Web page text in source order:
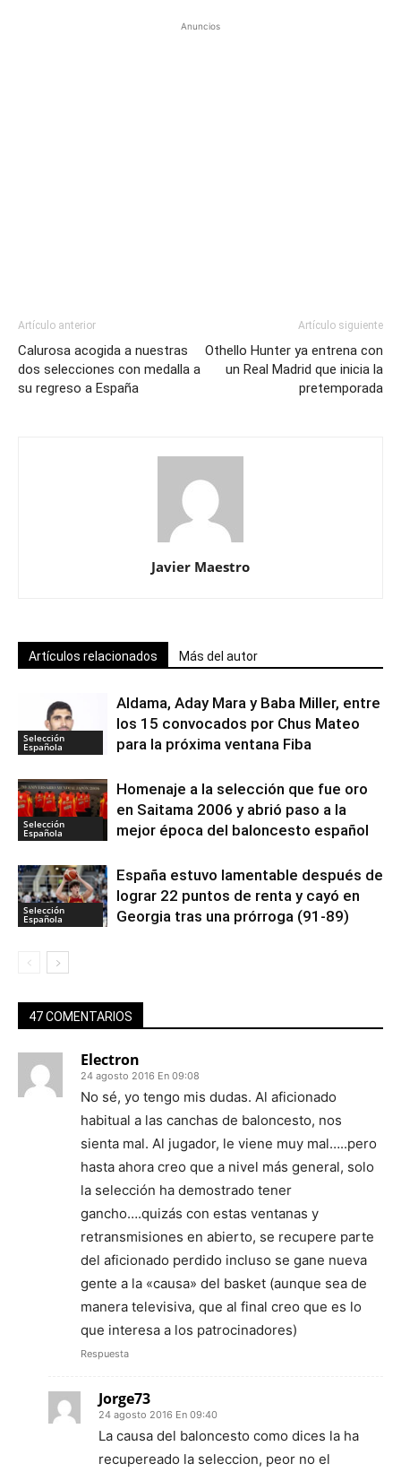
Anuncios
Artículo anterior
Calurosa acogida a nuestras
dos selecciones con medalla a
su regreso a España
Artículo siguiente
Othello Hunter ya entrena con
un Real Madrid que inicia la
pretemporada
Javier Maestro
Artículos relacionados Más del autor
Selección
Española
Aldama, Aday Mara y Baba Miller, entre
los 15 convocados por Chus Mateo
para la próxima ventana Fiba
Selección
Española
Homenaje a la selección que fue oro
en Saitama 2006 y abrió paso a la
mejor época del baloncesto español
Selección
Española
España estuvo lamentable después de
lograr 22 puntos de renta y cayó en
Georgia tras una prórroga (91-89)
47 COMENTARIOS
Electron
24 agosto 2016 En 09:08
No sé, yo tengo mis dudas. Al aficionado
habitual a las canchas de baloncesto, nos
sienta mal. Al jugador, le viene muy mal…..pero
hasta ahora creo que a nivel más general, solo
la selección ha demostrado tener
gancho….quizás con estas ventanas y
retransmisiones en abierto, se recupere parte
del aficionado perdido incluso se gane nueva
gente a la «causa» del basket (aunque sea de
manera televisiva, que al final creo que es lo
que interesa a los patrocinadores)
Respuesta
Jorge73
24 agosto 2016 En 09:40
La causa del baloncesto como dices la ha
recupereado la seleccion, peor no el